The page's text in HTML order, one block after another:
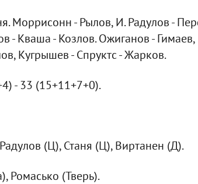
Моррисонн - Рылов, И. Радулов -
- Кваша - Козлов. Ожиганов -
Кугрышев - Спруктс - Жарков.
- 33 (15+11+7+0).
(Ц), Станя (Ц), Виртанен (Д).
Ромасько (Тверь).